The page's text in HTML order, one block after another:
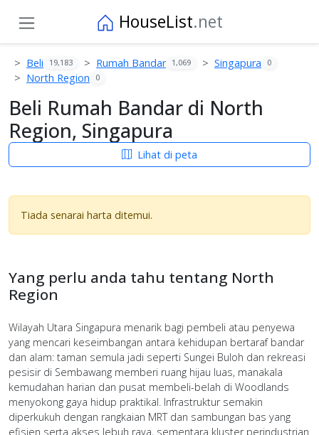
HouseList.net
Beli 19,183 Rumah Bandar 1,069 Singapura 0
North Region 0
Beli Rumah Bandar di North
Region, Singapura
Lihat di peta
Tiada senarai harta ditemui.
Yang perlu anda tahu tentang North
Region
Wilayah Utara Singapura menarik bagi pembeli atau penyewa
yang mencari keseimbangan antara kehidupan bertaraf bandar
dan alam: taman semula jadi seperti Sungei Buloh dan rekreasi
pesisir di Sembawang memberi ruang hijau luas, manakala
kemudahan harian dan pusat membeli-belah di Woodlands
menyokong gaya hidup praktikal. Infrastruktur semakin
diperkukuh dengan rangkaian MRT dan sambungan bas yang
efisien serta akses lebuh raya, sementara kluster perindustrian